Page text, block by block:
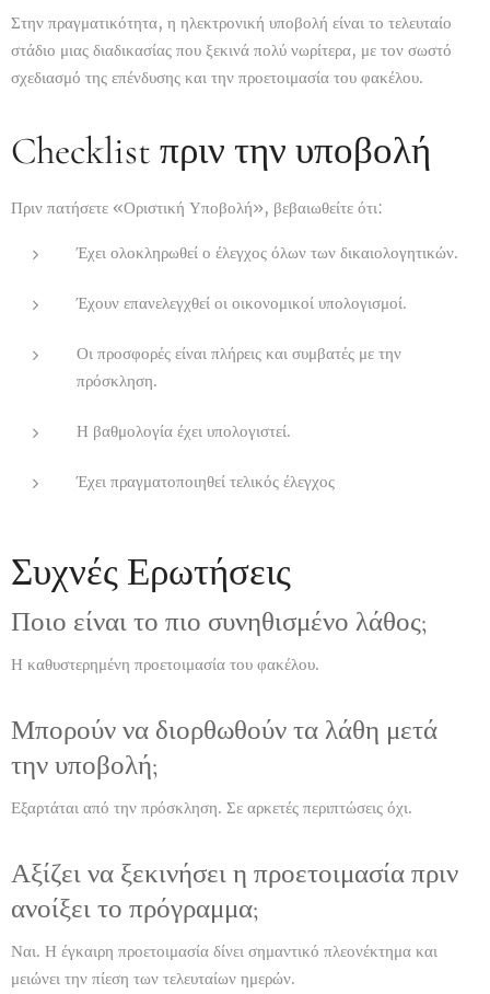
Στην πραγματικότητα, η ηλεκτρονική υποβολή είναι το τελευταίο
στάδιο μιας διαδικασίας που ξεκινά πολύ νωρίτερα, με τον σωστό
σχεδιασμό της επένδυσης και την προετοιμασία του φακέλου.
Checklist πριν την υποβολή
Πριν πατήσετε «Οριστική Υποβολή», βεβαιωθείτε ότι:
Έχει ολοκληρωθεί ο έλεγχος όλων των δικαιολογητικών.
Έχουν επανελεγχθεί οι οικονομικοί υπολογισμοί.
Οι προσφορές είναι πλήρεις και συμβατές με την
πρόσκληση.
Η βαθμολογία έχει υπολογιστεί.
Έχει πραγματοποιηθεί τελικός έλεγχος
Συχνές Ερωτήσεις
Ποιο είναι το πιο συνηθισμένο λάθος;
Η καθυστερημένη προετοιμασία του φακέλου.
Μπορούν να διορθωθούν τα λάθη μετά
την υποβολή;
Εξαρτάται από την πρόσκληση. Σε αρκετές περιπτώσεις όχι.
Αξίζει να ξεκινήσει η προετοιμασία πριν
ανοίξει το πρόγραμμα;
Ναι. Η έγκαιρη προετοιμασία δίνει σημαντικό πλεονέκτημα και
μειώνει την πίεση των τελευταίων ημερών.